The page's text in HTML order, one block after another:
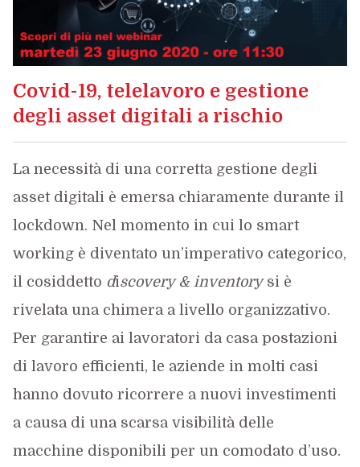
Covid-19, telelavoro e gestione
degli asset digitali a rischio
La necessità di una corretta gestione degli
asset digitali è emersa chiaramente durante il
lockdown. Nel momento in cui lo smart
working è diventato un’imperativo categorico,
il cosiddetto discovery & inventorysi è
rivelata una chimera a livello organizzativo.
Per garantire ai lavoratori da casa postazioni
di lavoro efficienti, le aziende in molti casi
hanno dovuto ricorrere a nuovi investimenti
a causa di una scarsa visibilità delle
macchine disponibili per un comodato d’uso.